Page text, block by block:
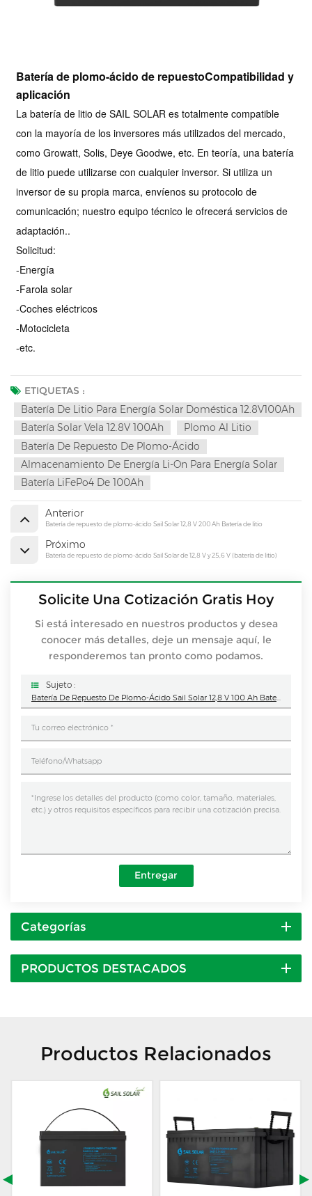
Batería de plomo-ácido de repuestoCompatibilidad y
aplicación
La batería de litio de SAIL SOLAR es totalmente compatible
con la mayoría de los inversores más utilizados del mercado,
como Growatt, Solis, Deye Goodwe, etc. En teoría, una batería
de litio puede utilizarse con cualquier inversor. Si utiliza un
inversor de su propia marca, envíenos su protocolo de
comunicación; nuestro equipo técnico le ofrecerá servicios de
adaptación..
Solicitud:
-Energía
-Farola solar
-Coches eléctricos
-Motocicleta
-etc.
ETIQUETAS :
Batería De Litio Para Energía Solar Doméstica 12.8V100Ah
Batería Solar Vela 12.8V 100Ah
Plomo Al Litio
Batería De Repuesto De Plomo-Ácido
Almacenamiento De Energía Li-On Para Energía Solar
Batería LiFePo4 De 100Ah
Anterior
Batería de repuesto de plomo-ácido Sail Solar 12,8 V 200 Ah Batería de litio
Próximo
Batería de repuesto de plomo-ácido Sail Solar de 12,8 V y 25,6 V (batería de litio)
Solicite Una Cotización Gratis Hoy
Si está interesado en nuestros productos y desea
conocer más detalles, deje un mensaje aquí, le
responderemos tan pronto como podamos.
Sujeto :
Batería De Repuesto De Plomo-Ácido Sail Solar 12,8 V 100 Ah Batería De Litio
Entregar
Categorías
PRODUCTOS DESTACADOS
Productos Relacionados